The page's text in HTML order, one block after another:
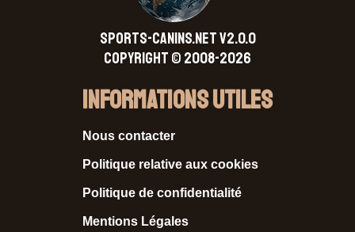
SPORTS-CANINS.NET V2.0.0
Copyright © 2008-2026
Informations Utiles
Nous contacter
Politique relative aux cookies
Politique de confidentialité
Mentions Légales